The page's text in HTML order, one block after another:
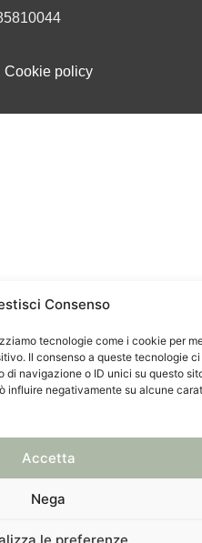
Consenso
tecnologie come i cookie per
Il consenso a queste tecnologie
di navigazione o ID unici su questo
influire negativamente su alcune
Accetta
Nega
le preferenze
Cookie policy